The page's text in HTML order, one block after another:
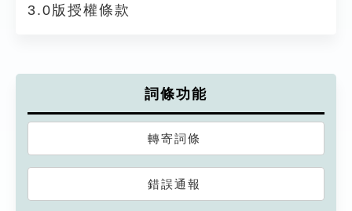
3.0版授權條款
詞條功能
轉寄詞條
錯誤通報